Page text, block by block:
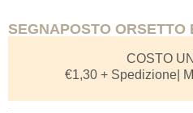
SEGNAPOSTO ORSETTO
COSTO
€1,30+ Spedizione|